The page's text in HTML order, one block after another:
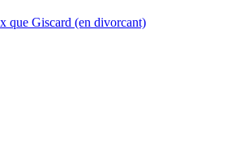
que Giscard (en divorcant)